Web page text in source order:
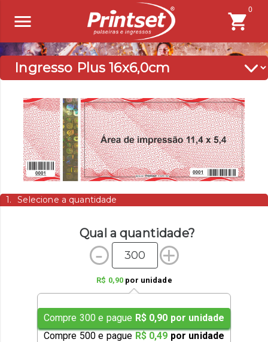
0
1 Selecione a quantidade
Qual a quantidade?
- +
R$ 0,90 por unidade
Compre 300 e pague R$ 0,90 por unidade
Compre 500 e pague R$ 0,49 por unidade